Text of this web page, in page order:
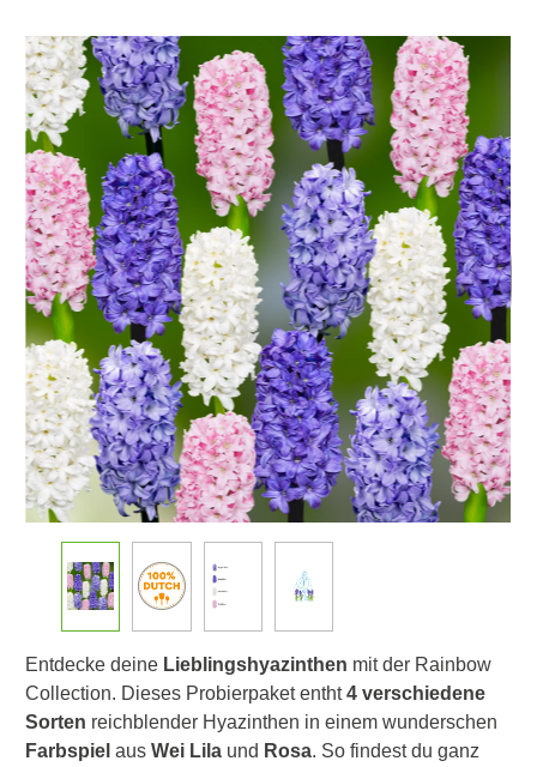
Entdecke deine Lieblingshyazinthen mit der Rainbow
Collection. Dieses Probierpaket entht4 verschiedene
Sorten reichblender Hyazinthen in einem wunderschen
Farbspiel aus Wei Lila und Rosa. So findest du ganz